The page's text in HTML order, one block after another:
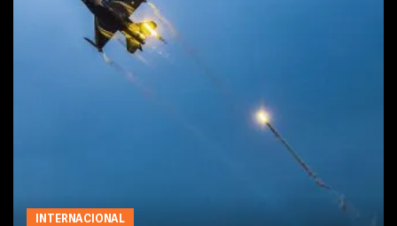
INTERNACIONAL